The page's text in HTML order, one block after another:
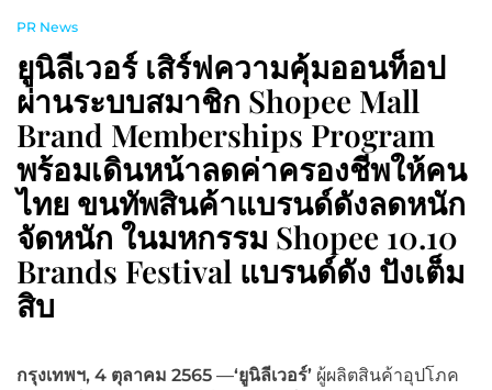
PR News
ยูนิลีเวอร์ เสิร์ฟความคุ้มออนท็อป
ผ่านระบบสมาชิก Shopee Mall
Brand Memberships Program
พร้อมเดินหน้าลดค่าครองชีพให้คน
ไทย ขนทัพสินค้าแบรนด์ดังลดหนัก
จัดหนัก ในมหกรรม Shopee 10.10
Brands Festival แบรนด์ดัง ปังเต็ม
สิบ
กรุงเทพฯ, 4 ตุลาคม 2565 —‘ยูนิลีเวอร์’ ผู้ผลิตสินค้าอุปโภค